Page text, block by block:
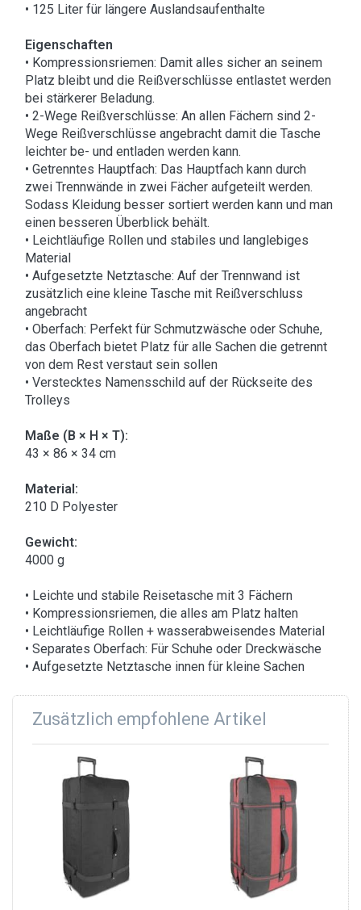
• 125 Liter für längere Auslandsaufenthalte
Eigenschaften
• Kompressionsriemen: Damit alles sicher an seinem
Platz bleibt und die Reißverschlüsse entlastet werden
bei stärkerer Beladung.
• 2-Wege Reißverschlüsse: An allen Fächern sind 2-
Wege Reißverschlüsse angebracht damit die Tasche
leichter be- und entladen werden kann.
• Getrenntes Hauptfach: Das Hauptfach kann durch
zwei Trennwände in zwei Fächer aufgeteilt werden.
Sodass Kleidung besser sortiert werden kann und man
einen besseren Überblick behält.
• Leichtläufige Rollen und stabiles und langlebiges
Material
• Aufgesetzte Netztasche: Auf der Trennwand ist
zusätzlich eine kleine Tasche mit Reißverschluss
angebracht
• Oberfach: Perfekt für Schmutzwäsche oder Schuhe,
das Oberfach bietet Platz für alle Sachen die getrennt
von dem Rest verstaut sein sollen
• Verstecktes Namensschild auf der Rückseite des
Trolleys
Maße (B × H × T):
43 × 86 × 34 cm
Material:
210 D Polyester
Gewicht:
4000 g
• Leichte und stabile Reisetasche mit 3 Fächern
• Kompressionsriemen, die alles am Platz halten
• Leichtläufige Rollen + wasserabweisendes Material
• Separates Oberfach: Für Schuhe oder Dreckwäsche
• Aufgesetzte Netztasche innen für kleine Sachen
Zusätzlich empfohlene Artikel